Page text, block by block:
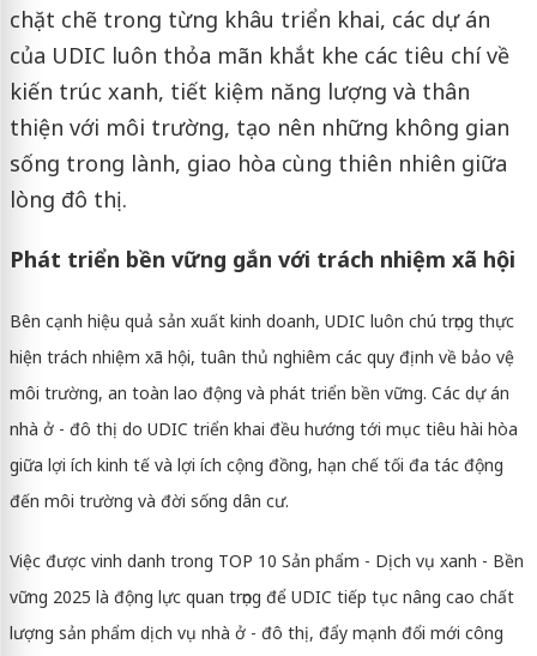
chặt chẽ trong từng khâu triển khai, các dự án
của UDIC luôn thỏa mãn khắt khe các tiêu chí về
kiến trúc xanh, tiết kiệm năng lượng và thân
thiện với môi trường, tạo nên những không gian
sống trong lành, giao hòa cùng thiên nhiên giữa
lòng đô thị.
Phát triển bền vững gắn với trách nhiệm xã hội
Bên cạnh hiệu quả sản xuất kinh doanh, UDIC luôn chú trọng thực
hiện trách nhiệm xã hội, tuân thủ nghiêm các quy định về bảo vệ
môi trường, an toàn lao động và phát triển bền vững. Các dự án
nhà ở - đô thị do UDIC triển khai đều hướng tới mục tiêu hài hòa
giữa lợi ích kinh tế và lợi ích cộng đồng, hạn chế tối đa tác động
đến môi trường và đời sống dân cư.
Việc được vinh danh trong TOP 10 Sản phẩm - Dịch vụ xanh - Bền
vững 2025 là động lực quan trọng để UDIC tiếp tục nâng cao chất
lượng sản phẩm dịch vụ nhà ở - đô thị, đẩy mạnh đổi mới công